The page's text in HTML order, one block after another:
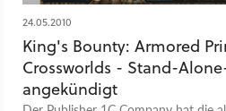
24.05.2010
King's Bounty: Armored
Crossworlds - Stand-
angekündigt